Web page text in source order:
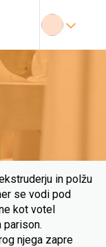
in polžu
se vodi pod
kot votel
parison.
njega zapre